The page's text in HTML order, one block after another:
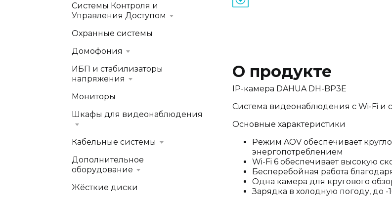
О продукте
IP-камера DAHUA DH-BP3E
Система видеонаблюдения с Wi-Fi и
Основные характеристики
Режим AOV обеспечивает
энергопотреблением
Wi-Fi 6 обеспечивает высокую
Бесперебойная работа
Одна камера для кругового
Зарядка в холодную погоду, до -
Системы Контроля и
Управления Доступом
Охранные системы
Домофония
ИБП и стабилизаторы
напряжения
Мониторы
Шкафы для видеонаблюдения
Кабельные системы
Дополнительное
оборудование
Жёсткие диски